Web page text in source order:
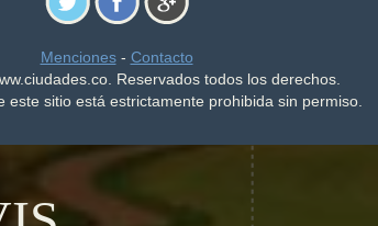
Menciones- Contacto
Reservados todos los derechos.
este sitio está estrictamente prohibida sin permiso.